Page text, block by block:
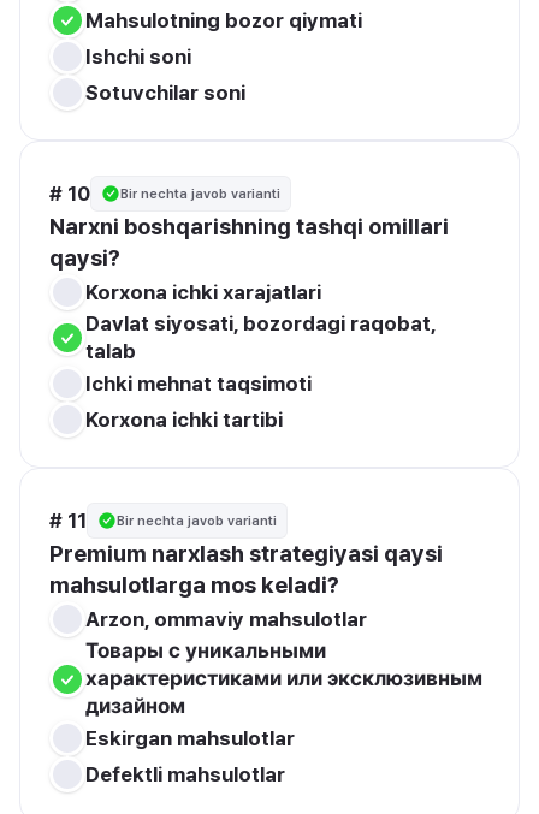
Mahsulotning bozor qiymati
Ishchi soni
Sotuvchilar soni
# 10 Bir nechta javob varianti
Narxni boshqarishning tashqi omillari
qaysi?
Korxona ichki xarajatlari
Davlat siyosati, bozordagi raqobat,
talab
Ichki mehnat taqsimoti
Korxona ichki tartibi
# 11 Bir nechta javob varianti
Premium narxlash strategiyasi qaysi
mahsulotlarga mos keladi?
Arzon, ommaviy mahsulotlar
Товары с уникальными
характеристиками или эксклюзивным
дизайном
Eskirgan mahsulotlar
Defektli mahsulotlar